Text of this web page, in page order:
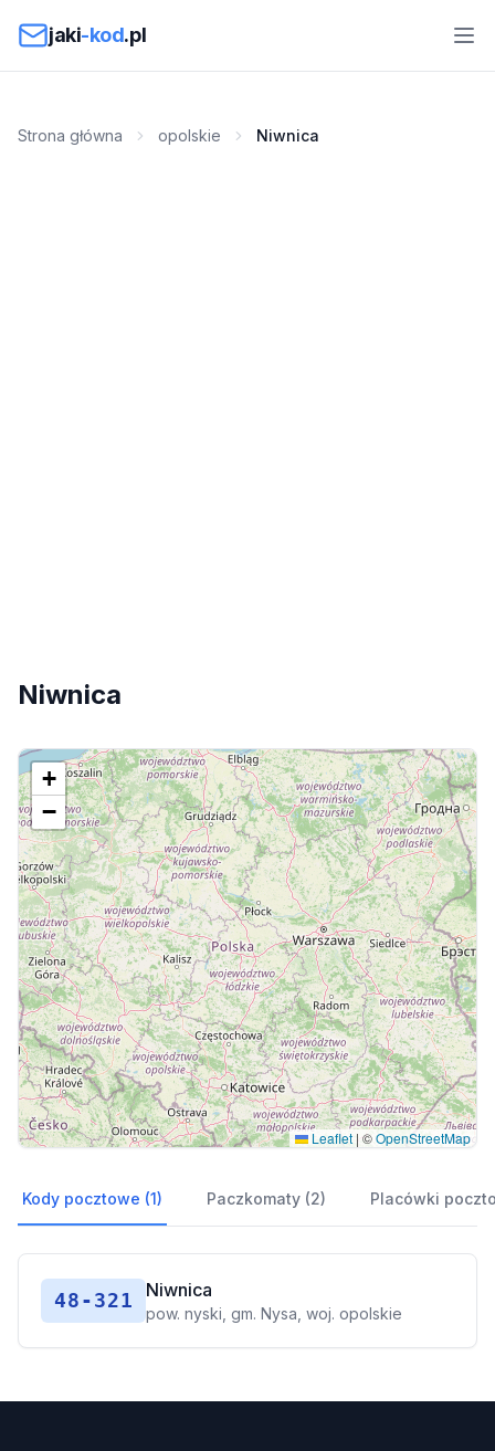
jaki-kod.pl
Strona główna opolskie Niwnica
Niwnica
+
−
Leaflet | ©OpenStreetMap
Kody pocztowe (1) Paczkomaty (2) Placówki
48-321 Niwnica
pow. nyski, gm. Nysa, woj. opolskie